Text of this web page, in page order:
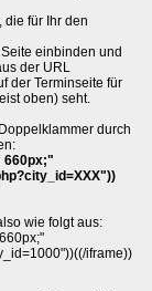
die für Ihr den
einbinden und
der URL
der Terminseite für
oben) seht.
durch
660px;"
wie folgt aus:
iframe))